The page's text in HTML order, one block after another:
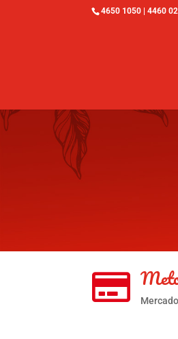
4650 1050 | 4460
